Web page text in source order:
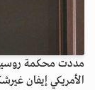
مددت محكمة
الأمريكي إيفان